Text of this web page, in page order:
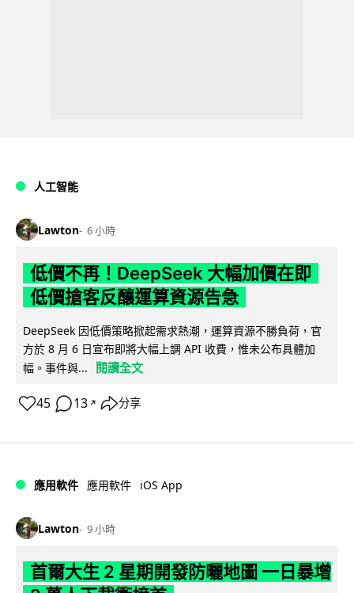
人工智能
Lawton 6 小時
低價不再！DeepSeek 大幅加價在即
低價搶客反釀運算資源告急
DeepSeek 因低價策略掀起需求熱潮，運算資源不勝負荷，官
方於 8 月 6 日宣布即將大幅上調 API 收費，惟未公布具體加
幅。事件與...
閱讀全文
45 13 ↗ 分享
應用軟件 應用軟件 iOS App
Lawton 9 小時
首爾大生 2 星期開發防曬地圖 一日暴增